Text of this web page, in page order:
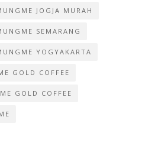
JOGJA MURAH
SEMARANG
YOGYAKARTA
GOLD COFFEE
GOLD COFFEE